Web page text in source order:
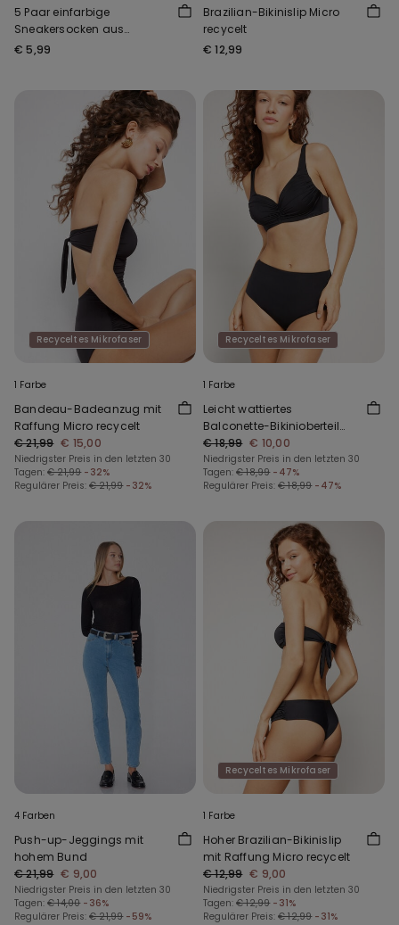
5 Paar einfarbige
Sneakersocken aus
Baumwolle Unisex
€ 5,99
Brazilian-Bikinislip Micro
recycelt
€ 12,99
Recyceltes Mikrofaser
1 Farbe
Bandeau-Badeanzug mit
Raffung Micro recycelt
€ 21,99 € 15,00
Niedrigster Preis in den letzten 30
Tagen: € 21,99 -32%
Regulärer Preis: € 21,99 -32%
Recyceltes Mikrofaser
1 Farbe
Leicht wattiertes
Balconette-Bikinioberteil
mit Raffung aus recycelter
Mikrofaser
€ 18,99 € 10,00
Niedrigster Preis in den letzten 30
Tagen: € 18,99 -47%
Regulärer Preis: € 18,99 -47%
4 Farben
Push-up-Jeggings mit
hohem Bund
€ 21,99 € 9,00
Niedrigster Preis in den letzten 30
Tagen: € 14,00 -36%
Regulärer Preis: € 21,99 -59%
Recyceltes Mikrofaser
1 Farbe
Hoher Brazilian-Bikinislip
mit Raffung Micro recycelt
€ 12,99 € 9,00
Niedrigster Preis in den letzten 30
Tagen: € 12,99 -31%
Regulärer Preis: € 12,99 -31%